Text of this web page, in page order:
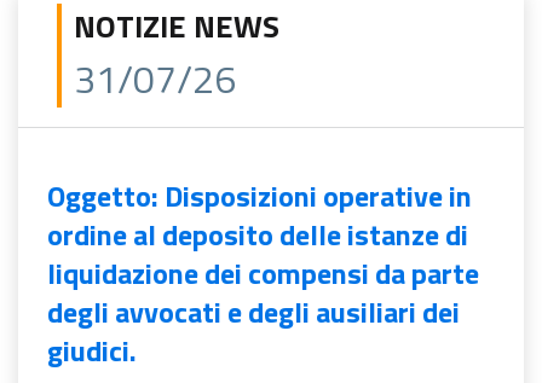
NOTIZIE NEWS
31/07/26
Oggetto: Disposizioni operative in
ordine al deposito delle istanze di
liquidazione dei compensi da parte
degli avvocati e degli ausiliari dei
giudici.